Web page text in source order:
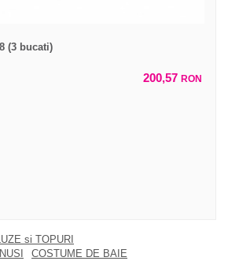
(3 bucati)
200,57 RON
si TOPURI
COSTUME DE BAIE